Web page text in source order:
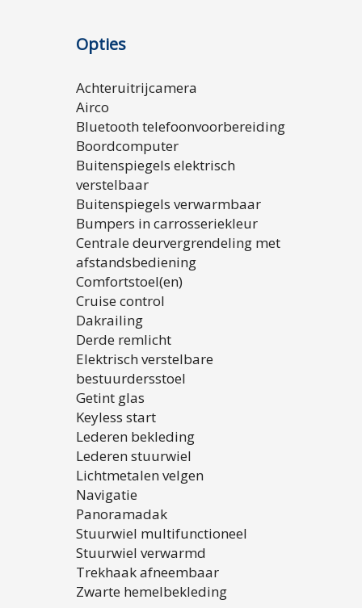
Opties
Achteruitrijcamera
Airco
Bluetooth telefoonvoorbereiding
Boordcomputer
Buitenspiegels elektrisch
verstelbaar
Buitenspiegels verwarmbaar
Bumpers in carrosseriekleur
Centrale deurvergrendeling met
afstandsbediening
Comfortstoel(en)
Cruise control
Dakrailing
Derde remlicht
Elektrisch verstelbare
bestuurdersstoel
Getint glas
Keyless start
Lederen bekleding
Lederen stuurwiel
Lichtmetalen velgen
Navigatie
Panoramadak
Stuurwiel multifunctioneel
Stuurwiel verwarmd
Trekhaak afneembaar
Zwarte hemelbekleding